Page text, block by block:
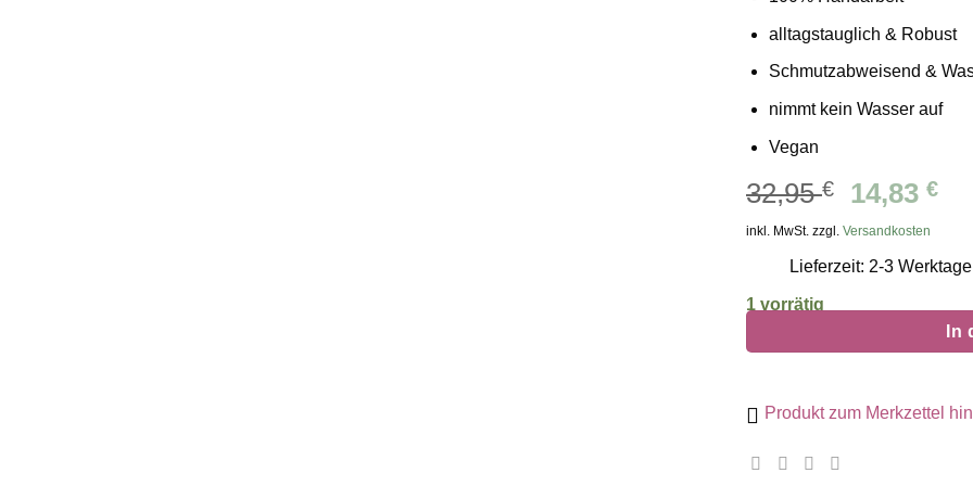
alltagstauglich & Robust
Schmutzabweisend &
nimmt kein Wasser auf
Vegan
32,95€
Preis
32,95 €
14,83 €
inkl. MwSt. zzgl. Versandkosten
Lieferzeit: 2-3 Werktage
1 vorrätig
In
Produkt zum Merkzettel